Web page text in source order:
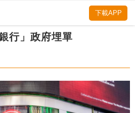
行」政府埋單
下載APP